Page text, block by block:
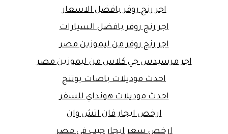
اجر رنج روفر بافضل الاسعار
اجر رنج روفر بافضل السيارات
اجر رنج روفر من ليموزين مصر
اجر مرسيدس جي كلاس من ليموزين مصر
احدث موديلات باصات يوتنج
احدث موديلات هونداي للسفر
ارخص ايجار فان اتش وان
ارخص سعر ايجار جيب في مصر